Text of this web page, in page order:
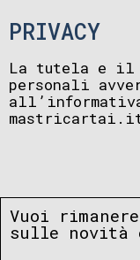
PRIVACY
La tutela e il
personali
Vuoi
sulle novità